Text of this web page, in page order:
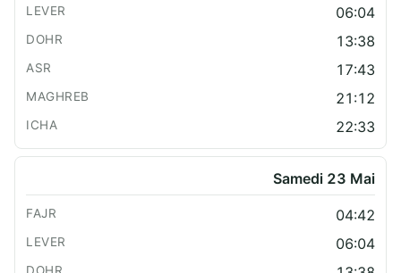
06:04
13:38
17:43
21:12
22:33
Samedi 23 Mai
04:42
06:04